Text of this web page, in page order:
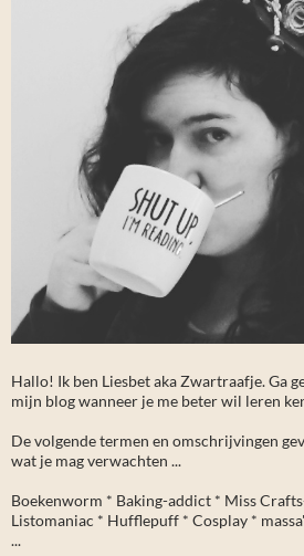
Hallo! Ik ben Liesbet aka Zwartraafje. Ga
mijn blog wanneer je me beter wil leren
De volgende termen en omschrijvingen
wat je mag verwachten ...
Boekenworm * Baking-addict * Miss
Listomaniac * Hufflepuff * Cosplay *
...